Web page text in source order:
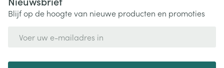
Blijf op de hoogte van nieuwe producten en promoties